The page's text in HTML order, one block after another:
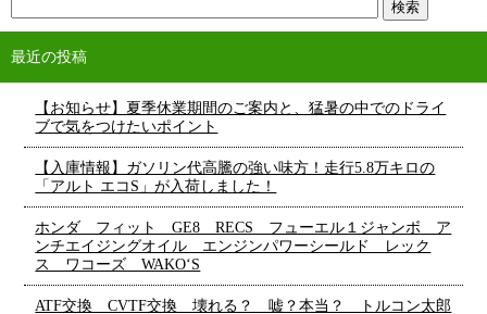
最近の投稿
【お知らせ】夏季休業期間のご案内と、猛暑の中でのドライ
ブで気をつけたいポイント
【入庫情報】ガソリン代高騰の強い味方！走行5.8万キロの
「アルト エコS」が入荷しました！
ホンダ フィット GE8 RECS フューエル１ジャンボ ア
ンチエイジングオイル エンジンパワーシールド レック
ス ワコーズ WAKO‘S
ATF交換 CVTF交換 壊れる？ 嘘？本当？ トルコン太郎